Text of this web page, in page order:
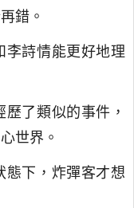
錯。
李詩情能更好地理
了類似的事件，
世界。
態下，炸彈客才想